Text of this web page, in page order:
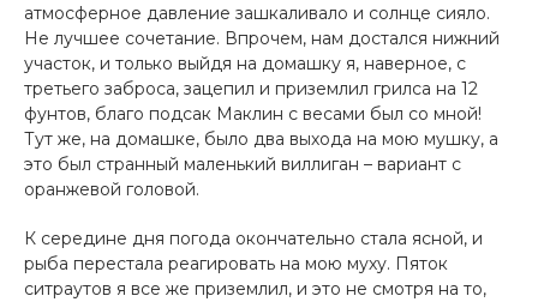
атмосферное давление зашкаливало и солнце сияло.
Не лучшее сочетание. Впрочем, нам достался нижний
участок, и только выйдя на домашку я, наверное, с
третьего заброса, зацепил и приземлил грилса на 12
фунтов, благо подсак Маклин с весами был со мной!
Тут же, на домашке, было два выхода на мою мушку, а
это был странный маленький виллиган – вариант с
оранжевой головой.
К середине дня погода окончательно стала ясной, и
рыба перестала реагировать на мою муху. Пяток
ситраутов я все же приземлил, и это не смотря на то,